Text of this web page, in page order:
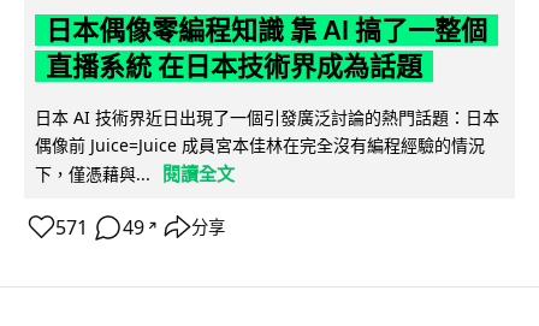
日本偶像零編程知識 靠 AI 搞了一整個
直播系統 在日本技術界成為話題
日本 AI 技術界近日出現了一個引發廣泛討論的熱門話題：日本
偶像前 Juice=Juice 成員宮本佳林在完全沒有編程經驗的情況
下，僅憑藉與...
閱讀全文
571 49 ↗ 分享